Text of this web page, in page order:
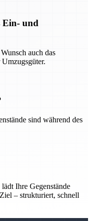
Ein- und
auch das
sind während des
Ihre Gegenstände
– strukturiert, schnell